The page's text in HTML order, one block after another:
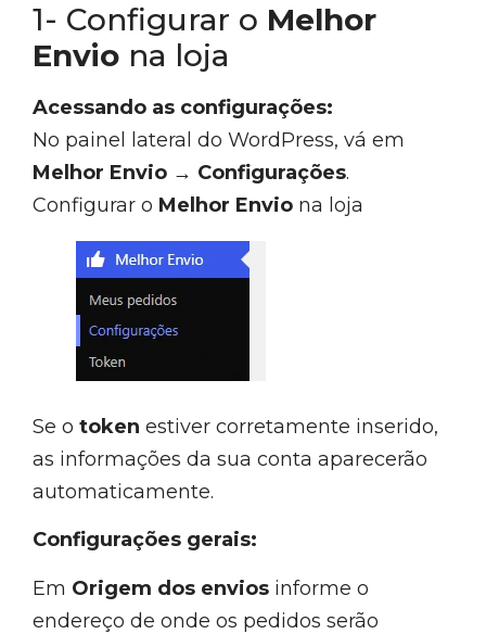
1- Configurar o Melhor
Envio na loja
Acessando as configurações:
No painel lateral do WordPress, vá em
Melhor Envio → Configurações.
Configurar o Melhor Envio na loja
Se o token estiver corretamente inserido,
as informações da sua conta aparecerão
automaticamente.
Configurações gerais:
Em Origem dos envios informe o
endereço de onde os pedidos serão